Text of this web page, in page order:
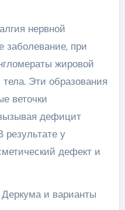
заболевание, при
жировой
Эти образования
веточки
дефицит
результате у
дефект и